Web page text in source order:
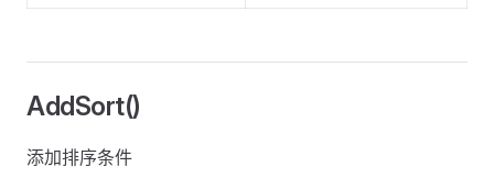
AddSort()
添加排序条件